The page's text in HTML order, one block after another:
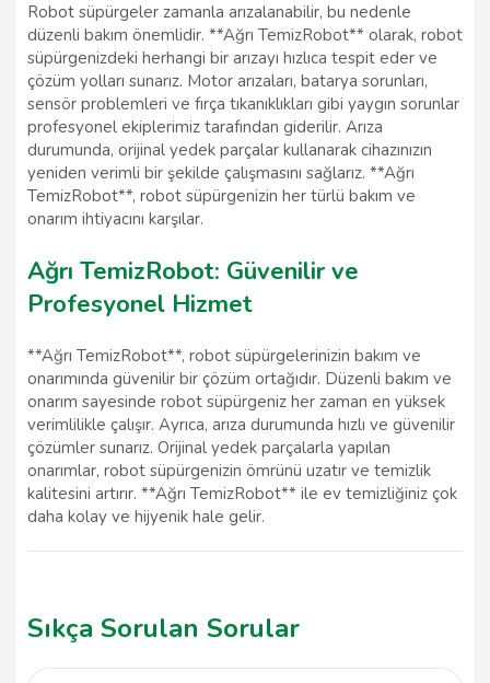
Robot süpürgeler zamanla arızalanabilir, bu nedenle
düzenli bakım önemlidir. **Ağrı TemizRobot** olarak, robot
süpürgenizdeki herhangi bir arızayı hızlıca tespit eder ve
çözüm yolları sunarız. Motor arızaları, batarya sorunları,
sensör problemleri ve fırça tıkanıklıkları gibi yaygın sorunlar
profesyonel ekiplerimiz tarafından giderilir. Arıza
durumunda, orijinal yedek parçalar kullanarak cihazınızın
yeniden verimli bir şekilde çalışmasını sağlarız. **Ağrı
TemizRobot**, robot süpürgenizin her türlü bakım ve
onarım ihtiyacını karşılar.
Ağrı TemizRobot: Güvenilir ve
Profesyonel Hizmet
**Ağrı TemizRobot**, robot süpürgelerinizin bakım ve
onarımında güvenilir bir çözüm ortağıdır. Düzenli bakım ve
onarım sayesinde robot süpürgeniz her zaman en yüksek
verimlilikle çalışır. Ayrıca, arıza durumunda hızlı ve güvenilir
çözümler sunarız. Orijinal yedek parçalarla yapılan
onarımlar, robot süpürgenizin ömrünü uzatır ve temizlik
kalitesini artırır. **Ağrı TemizRobot** ile ev temizliğiniz çok
daha kolay ve hijyenik hale gelir.
Sıkça Sorulan Sorular